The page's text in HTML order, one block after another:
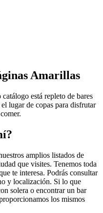
Amarillas
está repleto de bares
lugar de copas para disfrutar
amplios listados de
que visites. Tenemos toda
te interesa. Podrás consultar
y localización. Si lo que
solera o encontrar un bar
los mismos